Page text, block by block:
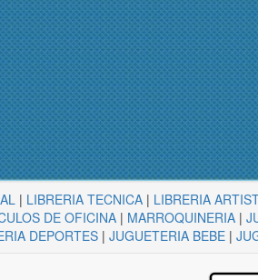
| LIBRERIA TECNICA | LIBRERIA
DE OFICINA| MARROQUINERIA|
DEPORTES| JUGUETERIA BEBE|